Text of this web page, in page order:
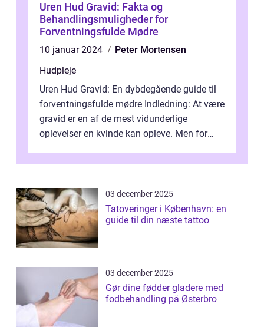
Uren Hud Gravid: Fakta og
Behandlingsmuligheder for
Forventningsfulde Mødre
10 januar 2024
Peter Mortensen
Hudpleje
Uren Hud Gravid: En dybdegående guide til
forventningsfulde mødre Indledning: At være
gravid er en af de mest vidunderlige
oplevelser en kvinde kan opleve. Men for
03 december 2025
Tatoveringer i København: en
guide til din næste tattoo
03 december 2025
Gør dine fødder gladere med
fodbehandling på Østerbro